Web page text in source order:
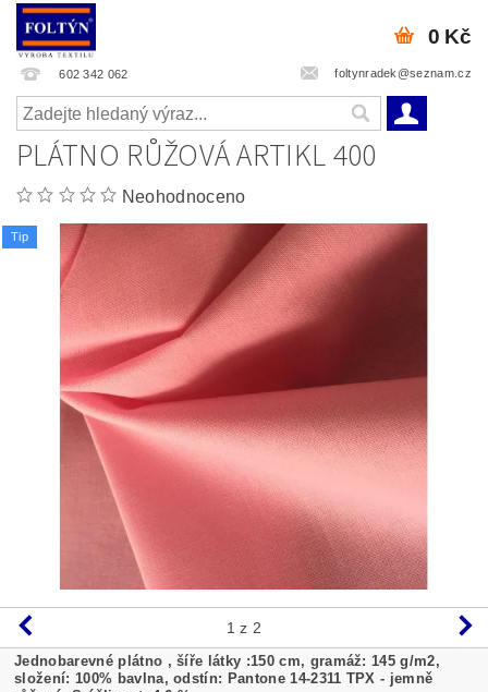
602 342 062 foltynradek@seznam.cz
0 Kč
PLÁTNO RŮŽOVÁ ARTIKL 400
Neohodnoceno
Tip
1 z 2
Jednobarevné plátno , šíře látky :150 cm, gramáž: 145 g/m2,
složení: 100% bavlna, odstín: Pantone 14-2311 TPX - jemně